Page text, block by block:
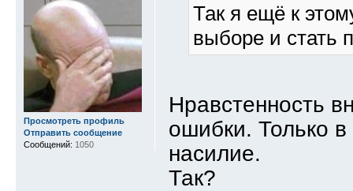
Так я ещё к
выборе и стать
Нравстенность
ошибки. Только
насилие.
Так?
Просмотреть профиль
Отправить сообщение
Сообщений: 1050